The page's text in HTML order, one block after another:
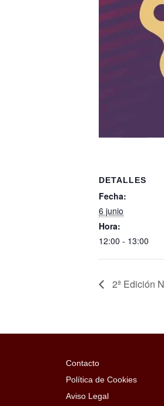
DETALLES
Fecha:
6 junio
Hora:
12:00 - 13:00
2ª Edición
Contacto
Política de Cookies
Aviso Legal